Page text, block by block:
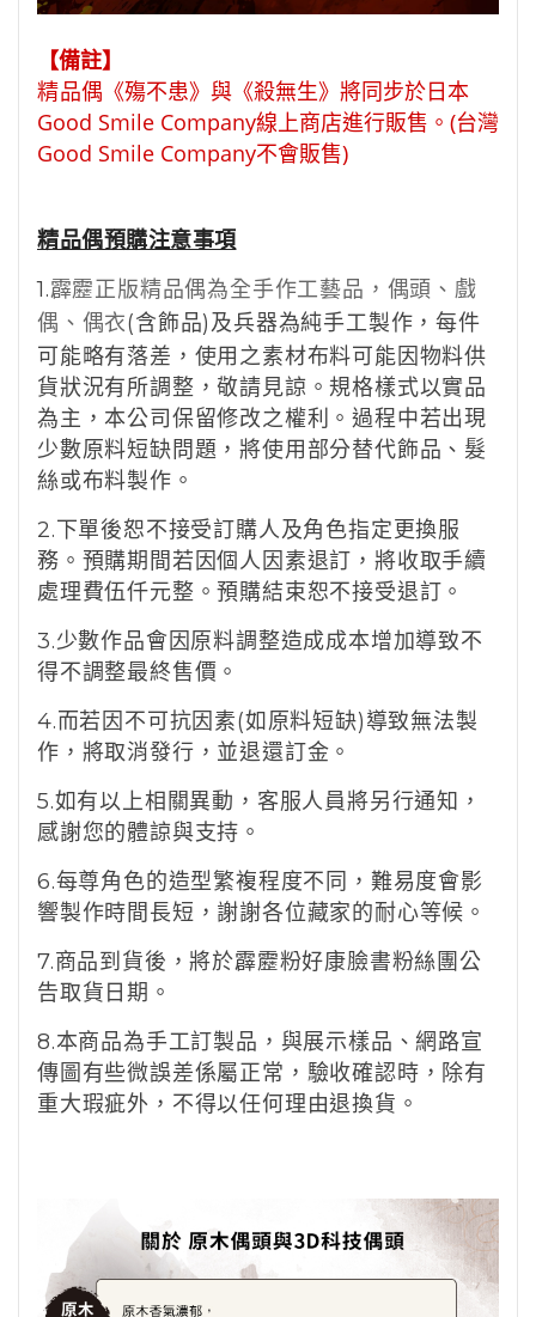
【備註】
精品偶《殤不患》與《殺無生》將同步於日本
Good Smile Company線上商店進行販售。(台灣
Good Smile Company不會販售)
精品偶預購注意事項
1.霹靂正版精品偶為全手作工藝品，偶頭、戲
偶、偶衣(含飾品)及兵器為純手工製作，每件
可能略有落差，使用之素材布料可能因物料供
貨狀況有所調整，敬請見諒。規格樣式以實品
為主，本公司保留修改之權利。過程中若出現
少數原料短缺問題，將使用部分替代飾品、髮
絲或布料製作。
2.下單後恕不接受訂購人及角色指定更換服
務。預購期間若因個人因素退訂，將收取手續
處理費伍仟元整。預購結束恕不接受退訂。
3.少數作品會因原料調整造成成本增加導致不
得不調整最終售價。
4.而若因不可抗因素(如原料短缺)導致無法製
作，將取消發行，並退還訂金。
5.如有以上相關異動，客服人員將另行通知，
感謝您的體諒與支持。
6.每尊角色的造型繁複程度不同，難易度會影
響製作時間長短，謝謝各位藏家的耐心等候。
7.商品到貨後，將於霹靂粉好康臉書粉絲團公
告取貨日期。
8.本商品為手工訂製品，與展示樣品、網路宣
傳圖有些微誤差係屬正常，驗收確認時，除有
重大瑕疵外，不得以任何理由退換貨。